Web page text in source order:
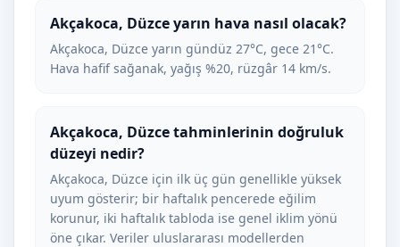
Akçakoca, Düzce yarın hava nasıl olacak?
Akçakoca, Düzce yarın gündüz 27°C, gece 21°C.
Hava hafif sağanak, yağış %20, rüzgâr 14 km/s.
Akçakoca, Düzce tahminlerinin doğruluk
düzeyi nedir?
Akçakoca, Düzce için ilk üç gün genellikle yüksek
uyum gösterir; bir haftalık pencerede eğilim
korunur, iki haftalık tabloda ise genel iklim yönü
öne çıkar. Veriler uluslararası modellerden